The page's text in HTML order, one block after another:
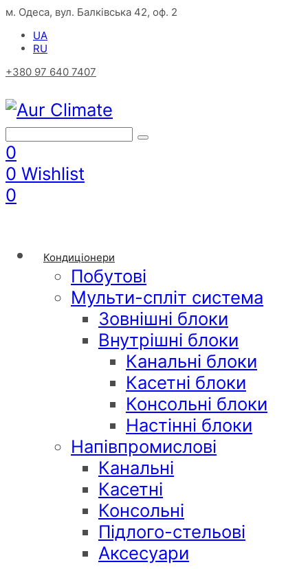
м. Одеса, вул. Балківська 42, оф. 2
UA
RU
+380 97 640 7407
0
0 Wishlist
0
Кондиціонери
Побутові
Мульти-спліт система
Зовнішні блоки
Внутрішні блоки
Канальні блоки
Касетні блоки
Консольні блоки
Настінні блоки
Напівпромислові
Канальні
Касетні
Консольні
Підлого-стельові
Аксесуари